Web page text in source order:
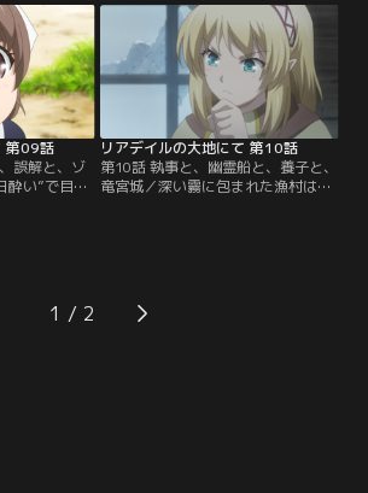
ロンティと
。ロンティ
を依頼するた
たという。ケ
が茂る郊外
ニングセイバーとコーラルが、決死
の攻撃を仕掛けるも、返り討ちにあ
ってしまう。捨て身の攻撃を仕掛け
ようとする2人の頭上を、突如巨大
な岩塊が通り過ぎていき……！？
第09話
誤解と、ゾ
酔い”で目を
には巨大な鍾
その先にいた
リアデイルの大地にて 第10話
第10話 執事と、幽霊船と、養子と、
竜宮城／深い霧に包まれた漁村は、
う。彼女たちの隠れ家である倉庫の
地下へと案内されたケーナ。その先
1